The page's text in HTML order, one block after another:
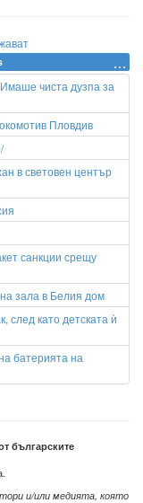
чиста дузпа за
Пловдив
в световен център
санкции срещу
зала в Белия дом
след като детската ѝ
батерията на
българските
и/или медията, която